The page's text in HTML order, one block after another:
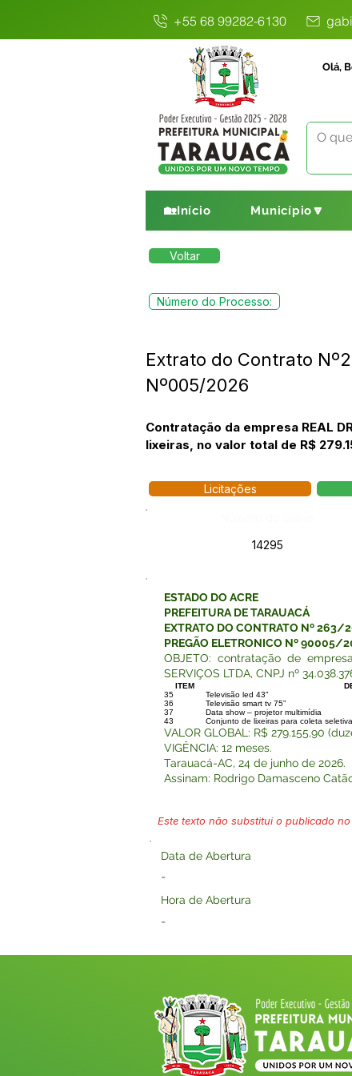
+55 68 99282-6130
Olá,
🏡Início Município🔽
Voltar
Número do Processo:
Extrato do Contrato
Nº005/2026
Contratação da empresa REAL
lixeiras, no valor total de R$
Licitações
14295
ESTADO DO ACRE
PREFEITURA DE TARAUACÁ
EXTRATO DO CONTRATO Nº 263/
PREGÃO ELETRONICO Nº 90005/
OBJETO: contratação de
SERVIÇOS LTDA, CNPJ nº
ITEM
35
Televisão led 43"
36
Televisão smart tv 75”
37
Data show – projetor multimídia
43
Conjunto de lixeiras para coleta seletiva
VALOR GLOBAL: R$ 279.155,90
VIGÊNCIA: 12 meses.
Tarauacá-AC, 24 de junho de 2026.
Assinam: Rodrigo Damasceno
Este texto não substitui o publicado
Data de Abertura
-
Hora de Abertura
-